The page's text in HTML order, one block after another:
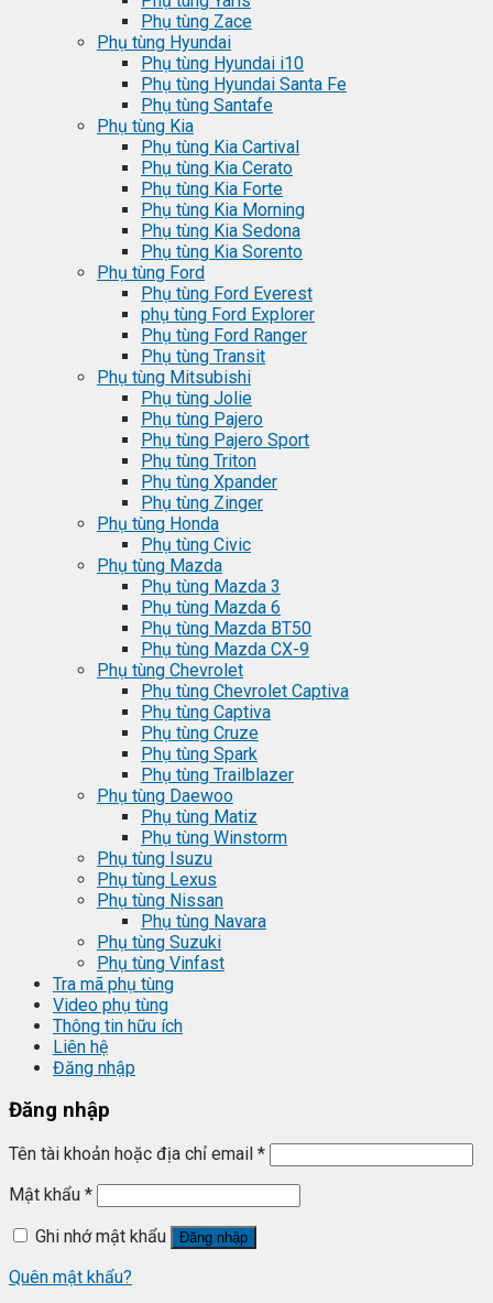
Phụ tùng Zace
Phụ tùng Hyundai
Phụ tùng Hyundai i10
Phụ tùng Hyundai Santa Fe
Phụ tùng Santafe
Phụ tùng Kia
Phụ tùng Kia Cartival
Phụ tùng Kia Cerato
Phụ tùng Kia Forte
Phụ tùng Kia Morning
Phụ tùng Kia Sedona
Phụ tùng Kia Sorento
Phụ tùng Ford
Phụ tùng Ford Everest
phụ tùng Ford Explorer
Phụ tùng Ford Ranger
Phụ tùng Transit
Phụ tùng Mitsubishi
Phụ tùng Jolie
Phụ tùng Pajero
Phụ tùng Pajero Sport
Phụ tùng Triton
Phụ tùng Xpander
Phụ tùng Zinger
Phụ tùng Honda
Phụ tùng Civic
Phụ tùng Mazda
Phụ tùng Mazda 3
Phụ tùng Mazda 6
Phụ tùng Mazda BT50
Phụ tùng Mazda CX-9
Phụ tùng Chevrolet
Phụ tùng Chevrolet Captiva
Phụ tùng Captiva
Phụ tùng Cruze
Phụ tùng Spark
Phụ tùng Trailblazer
Phụ tùng Daewoo
Phụ tùng Matiz
Phụ tùng Winstorm
Phụ tùng Isuzu
Phụ tùng Lexus
Phụ tùng Nissan
Phụ tùng Navara
Phụ tùng Suzuki
Phụ tùng Vinfast
Tra mã phụ tùng
Video phụ tùng
Thông tin hữu ích
Liên hệ
Đăng nhập
Đăng nhập
Tên tài khoản hoặc địa chỉ email *
Mật khẩu *
Ghi nhớ mật khẩu
Đăng nhập
Quên mật khẩu?